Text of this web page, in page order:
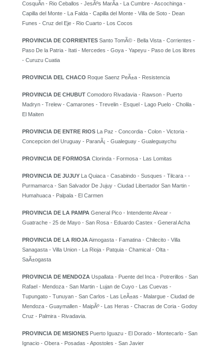
CosquÃ­n - Rio Ceballos - JesÃºs MarÃ­a - La Cumbre - Ascochinga -
Capilla del Monte - La Falda - Capilla del Monte - Villa de Soto - Dean
Funes - Cruz del Eje - Rio Cuarto - Los Cocos
PROVINCIA DE CORRIENTES Santo TomÃ© - Bella Vista - Corrientes -
Paso De la Patria - Itati - Mercedes - Goya - Yapeyu - Paso de Los libres
- Curuzu Cuatia
PROVINCIA DEL CHACO Roque Saenz PeÃ±a - Resistencia
PROVINCIA DE CHUBUT Comodoro Rivadavia - Rawson - Puerto
Madryn - Trelew - Camarones - Trevelin - Esquel - Lago Puelo - Cholila -
El Maiten
PROVINCIA DE ENTRE RIOS La Paz - Concordia - Colon - Victoria -
Concepcion del Uruguay - ParanÃ¡ - Gualeguay - Gualeguaychu
PROVINCIA DE FORMOSA Clorinda - Formosa - Las Lomitas
PROVINCIA DE JUJUY La Quiaca - Casabindo - Susques - Tilcara - -
Purmamarca - San Salvador De Jujuy - Ciudad Libertador San Martin -
Humahuaca - Palpala - El Carmen
PROVINCIA DE LA PAMPA General Pico - Intendente Alvear -
Guatrache - 25 de Mayo - San Rosa - Eduardo Castex - General Acha
PROVINCIA DE LA RIOJAAimogasta - Famatina - Chilecito - Villa
Sanagasta - Villa Union - La Rioja - Patquia - Chamical - Olta -
SaÃ±ogasta
PROVINCIA DE MENDOZA Uspallata - Puente del Inca - Potrerillos - San
Rafael - Mendoza - San Martin - Lujan de Cuyo - Las Cuevas -
Tupungato - Tunuyan - San Carlos - Las LeÃ±as - Malargue - Ciudad de
Mendoza - Guaymallen - MaipÃº - Las Heras - Chacras de Coria - Godoy
Cruz - Palmira - Rivadavia.
PROVINCIA DE MISIONES Puerto Iguazu - El Dorado - Montecarlo - San
Ignacio - Obera - Posadas - Apostoles - San Javier